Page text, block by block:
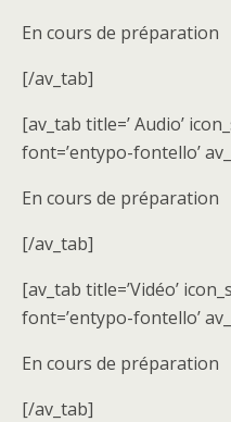
En cours de préparation
[/av_tab]
[av_tab title=’ Audio’
font=’entypo-fontello’
En cours de préparation
[/av_tab]
[av_tab title=’Vidéo’
font=’entypo-fontello’
En cours de préparation
[/av_tab]